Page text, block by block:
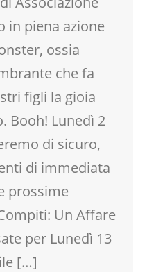
in piena azione
ossia
che fa
figli la gioia
Booh! Lunedì 2
di sicuro,
di immediata
prossime
Un Affare
per Lunedì 13
[…]